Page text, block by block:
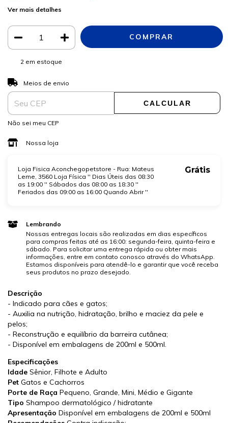
Ver mais detalhes
2 em estoque
Entregas para o CEP:
Meios de envio
CALCULAR
Não sei meu CEP
Nossa loja
Loja Fisica Aconchegopetstore - Rua: Mateus
Leme, 3560 Loja Física '' Dias Úteis das 08:30
as 19:00 '' Sábados das 08:00 as 18:30 ''
Feriados das 09:00 as 16:00 Quando Abrir ''
Grátis
Lembrando
Nossas entregas locais são realizadas em dias específicos
para compras feitas até as 16:00: segunda-feira, quinta-feira e
sábado. Para solicitar uma entrega rápida ou obter mais
informações, entre em contato conosco através do WhatsApp.
Estamos disponíveis para atendê-lo e garantir que você receba
seus produtos no prazo desejado.
Descrição
- Indicado para cães e gatos;
- Auxilia na nutrição, hidratação, brilho e maciez da pele e
pelos;
- Reconstrução e equilíbrio da barreira cutânea;
- Disponível em embalagens de 200ml e 500ml.
Especificações
Idade Sênior, Filhote e Adulto
Pet Gatos e Cachorros
Porte de Raça Pequeno, Grande, Mini, Médio e Gigante
Tipo Shampoo dermatológico / hidratante
Apresentação Disponível em embalagens de 200ml e 500ml